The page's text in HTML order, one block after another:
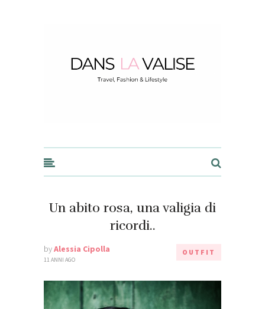
Un abito rosa, una valigia di
ricordi..
byAlessia Cipolla
11 ANNI AGO
OUTFIT